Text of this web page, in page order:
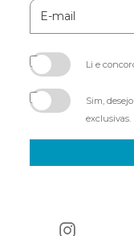
E-
mail
Li e
in
new
Sim,
exclusivas.